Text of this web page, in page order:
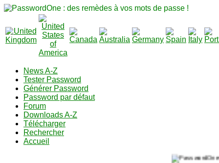
News A-Z
Tester Password
Générer Password
Password par défaut
Forum
Downloads A-Z
Télécharger
Rechercher
Accueil